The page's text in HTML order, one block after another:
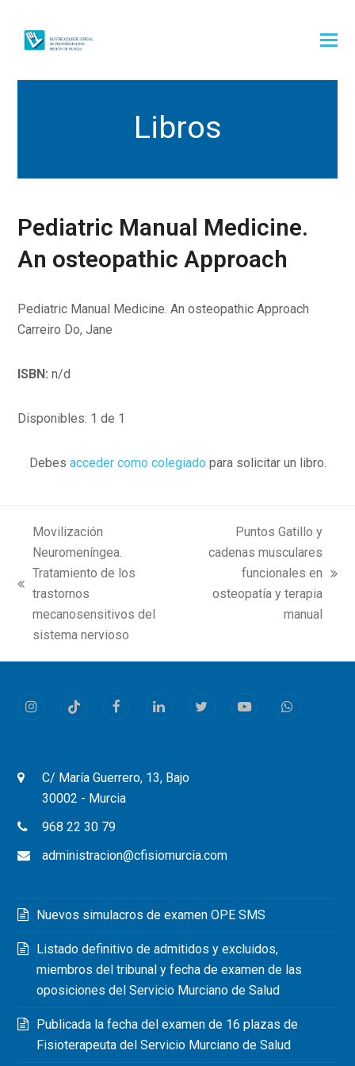
Libros
Pediatric Manual Medicine.
An osteopathic Approach
Pediatric Manual Medicine. An osteopathic Approach
Carreiro Do, Jane
ISBN: n/d
Disponibles: 1 de 1
Debes acceder como colegiado para solicitar un libro.
previous
post:
Movilización
Neuromeníngea.
Tratamiento de los
trastornos
mecanosensitivos del
sistema nervioso
post:
Puntos Gatillo y
cadenas musculares
funcionales en
osteopatía y terapia
manual
InstagramTiktok FacebookLinkedInTwitterYoutubeWhatsapp
C/ María Guerrero, 13, Bajo
30002 - Murcia
968 22 30 79
administracion@cfisiomurcia.com
Nuevos simulacros de examen OPE SMS
Listado definitivo de admitidos y excluidos,
miembros del tribunal y fecha de examen de las
oposiciones del Servicio Murciano de Salud
Publicada la fecha del examen de 16 plazas de
Fisioterapeuta del Servicio Murciano de Salud